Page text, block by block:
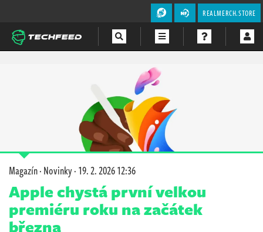
REALMERCH.STORE
Magazín·Novinky·19. 2. 2026 12:36
Apple chystá první velkou
premiéru roku na začátek
března